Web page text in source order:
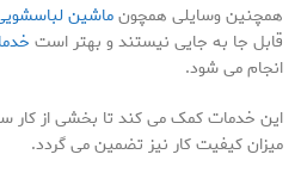
همچنین وسایلی همچونماشین
قابل جا به جایی نیستند و بهتر است
انجام می شود.
این خدمات کمک می کند تا بخشی از کار
میزان کیفیت کار نیز تضمین می گردد.